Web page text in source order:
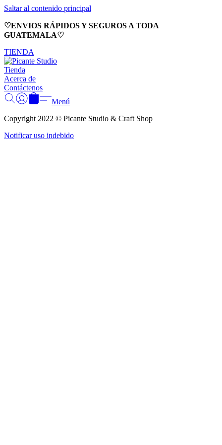
Saltar al contenido principal
♡ENVIOS RÁPIDOS Y SEGUROS A TODA
GUATEMALA♡
TIENDA
Tienda
Acerca de
Contáctenos
Menú
Copyright 2022 © Picante Studio & Craft Shop
Notificar uso indebido